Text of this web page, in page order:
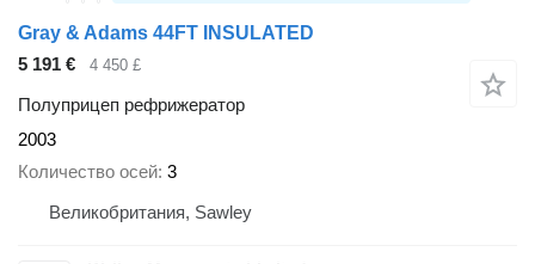
Gray & Adams 44FT INSULATED
5 191 €
4 450 £
Полуприцеп рефрижератор
2003
Количество осей 3
Великобритания, Sawley